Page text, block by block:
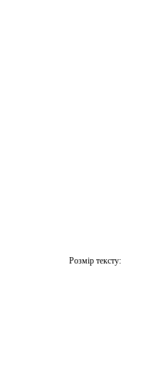
Розмір тексту: